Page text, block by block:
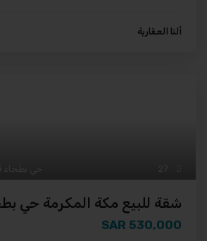
ألتا العقارية
شقة للبيع مكة المكرمة حي
530,000 SAR